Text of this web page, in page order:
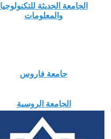
الجامعة الحديثة للتكنولوجيا
والمعلومات
جامعة فاروس
الجامعة الروسية